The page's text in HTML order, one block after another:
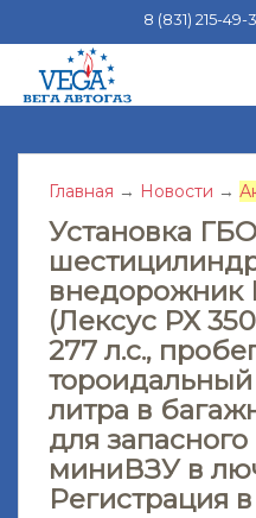
8 (831) 215-
i
Главная → Новости →
Установка
внедорожник
(Лексус РХ
277 л.с.,
литра в
для запасного
миниВЗУ в
Регистрация